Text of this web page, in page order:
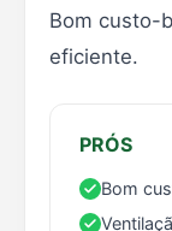
Bom custo-
eficiente.
PRÓS
Bom